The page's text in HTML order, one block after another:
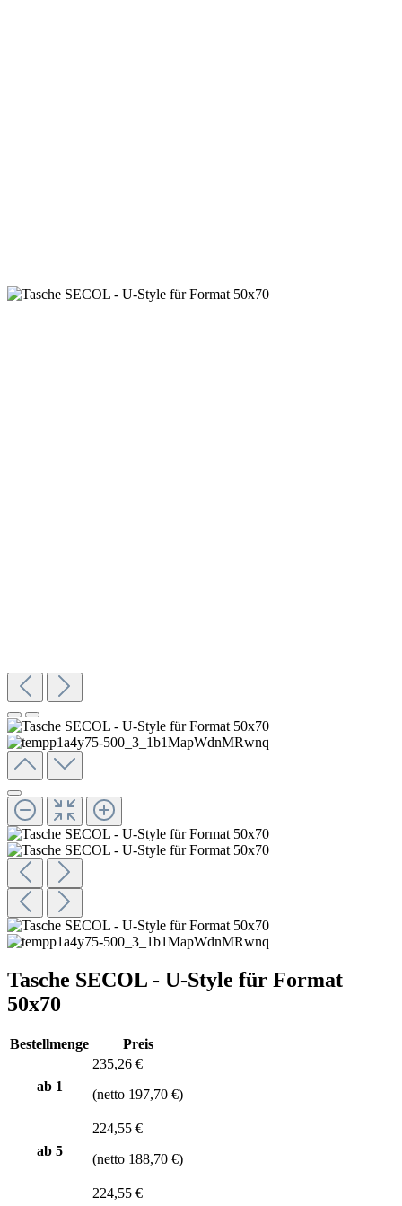
Tasche SECOL - U-Style für Format
50x70
Bestellmenge Preis
ab 1
235,26 €
(netto 197,70 €)
ab 5
224,55 €
(netto 188,70 €)
224,55 €